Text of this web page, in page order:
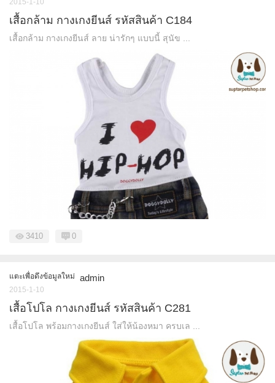
2015-1-10
เสื้อกล้าม กางเกงยีนส์ รหัสสินค้า C184
เสื้อกล้าม กางเกงยีนส์ ลาย น่ารักๆ แบบนี้ สุนัข ...
3410 0
แตะเพื่อดึงข้อมูลใหม่ admin
2015-1-10
เสื้อโปโล กางเกงยีนส์ รหัสสินค้า C281
เสื้อโปโล พร้อมกางเกงยีนส์ ใส่ให้น้องหมา ครบเล ...